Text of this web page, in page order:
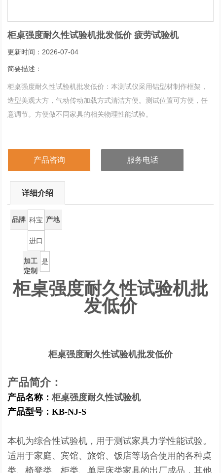
柜桌强度耐久性试验机批发低价 疲劳试验机
更新时间：2026-07-04
简要描述：
柜桌强度耐久性试验机批发低价：本测试仪采用铝型材制作框架，
造型美观大方，气动传动加载方式清洁方便。测试位置可方便，任
意调节。方便做不同家具的相关物理性能试验。
产品咨询 服务电话
详细介绍
品牌 科宝 产地
进口
加工
定制
是
柜桌强度耐久性试验机批
发低价
柜桌强度耐久性试验机批发低价
产品简介：
产品名称：柜桌强度耐久性试验机
产品型号：KB-NJ-S
本机为综合性试验机，用于测试家具力学性能试验。
适用于家庭、宾馆、旅馆、饭店等场合使用 的各种桌
类、椅凳类、柜类、单层床类家具的出厂成品，其他